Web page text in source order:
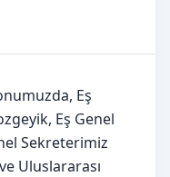
Eş
Eş Genel
Sekreterimiz
Uluslararası